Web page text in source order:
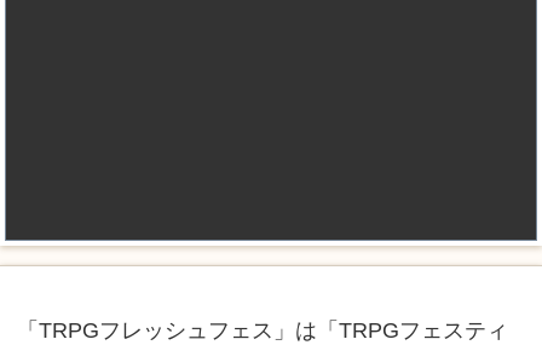
「TRPGフレッシュフェス」は「TRPGフェスティ